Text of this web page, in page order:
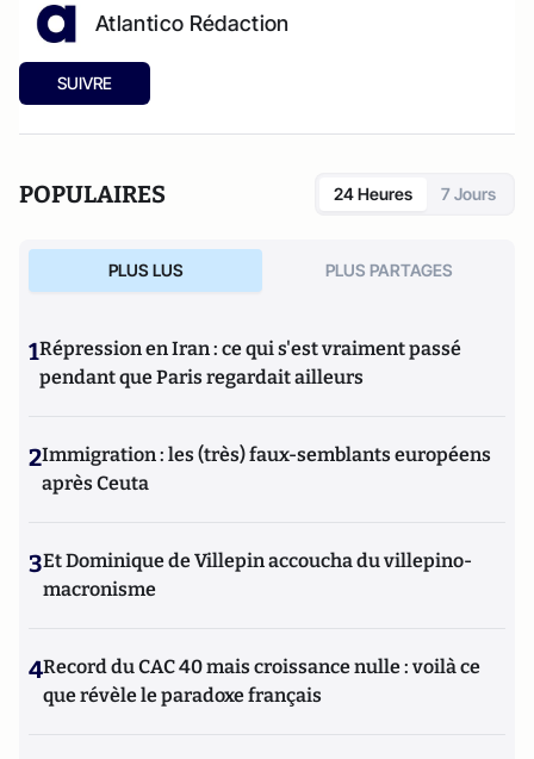
Atlantico Rédaction
SUIVRE
POPULAIRES 24 Heures 7 Jours
PLUS LUS PLUS PARTAGES
1Répression en Iran : ce qui s'est vraiment passé
pendant que Paris regardait ailleurs
2Immigration : les (très) faux-semblants européens
après Ceuta
3Et Dominique de Villepin accoucha du villepino-
macronisme
4Record du CAC 40 mais croissance nulle : voilà ce
que révèle le paradoxe français